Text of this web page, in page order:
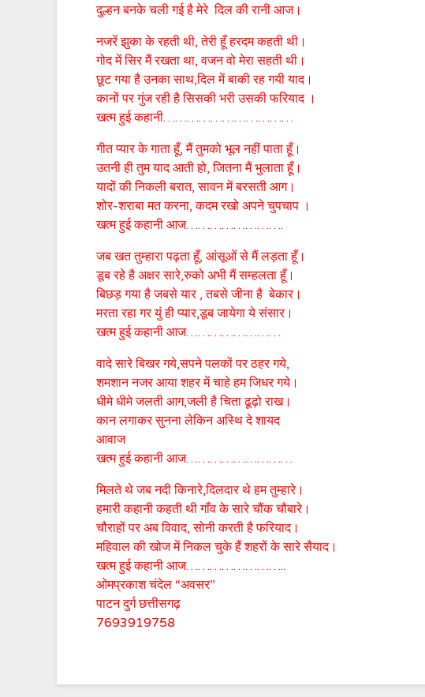
दुल्हन बनके चली गई है मेरे दिल की रानी आज।
नजरें झुका के रहती थी, तेरी हूँ हरदम कहती थी।
गोद में सिर मैं रखता था, वजन वो मेरा सहती थी।
छूट गया है उनका साथ,दिल में बाकी रह गयी याद।
कानों पर गुंज रही है सिसकी भरी उसकी फरियाद ।
खत्म हुई कहानी……………………………
गीत प्यार के गाता हूँ, मैं तुमको भूल नहीं पाता हूँ।
उतनी ही तुम याद आती हो, जितना मैं भुलाता हूँ।
यादों की निकली बरात, सावन में बरसती आग।
शोर-शराबा मत करना, कदम रखो अपने चुपचाप ।
खत्म हुई कहानी आज…………………….
जब खत तुम्हारा पढ़ता हूँ, आंसूओं से मैं लड़ता हूँ।
डूब रहे है अक्षर सारे,रुको अभी मैं सम्हलता हूँ।
बिछड़ गया है जबसे यार , तबसे जीना है बेकार।
मरता रहा गर युं ही प्यार,डूब जायेगा ये संसार।
खत्म हुई कहानी आज……………………
वादे सारे बिखर गये,सपने पलकों पर ठहर गये,
शमशान नजर आया शहर में चाहे हम जिधर गये।
धीमे धीमे जलती आग,जली है चिता ढूढ़ो राख।
कान लगाकर सुनना लेकिन अस्थि दे शायद
आवाज
खत्म हुई कहानी आज………………………
मिलते थे जब नदी किनारे,दिलदार थे हम तुम्हारे।
हमारी कहानी कहती थी गाँव के सारे चौंक चौबारे।
चौराहों पर अब विवाद, सोनी करती है फरियाद।
महिवाल की खोज में निकल चुके हैं शहरों के सारे सैयाद।
खत्म हुई कहानी आज……………………..
ओमप्रकाश चंदेल “अवसर”
पाटन दुर्ग छत्तीसगढ़
7693919758